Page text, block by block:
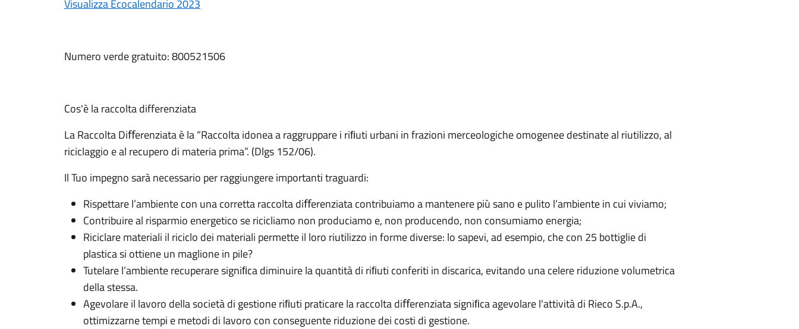
Visualizza Ecocalendario 2023
Numero verde gratuito: 800521506
Cos'è la raccolta differenziata
La Raccolta Diﬀerenziata è la “Raccolta idonea a raggruppare i riﬁuti urbani in frazioni merceologiche omogenee destinate al riutilizzo, al
riciclaggio e al recupero di materia prima”. (Dlgs 152/06).
Il Tuo impegno sarà necessario per raggiungere importanti traguardi:
Rispettare l’ambiente con una corretta raccolta diﬀerenziata contribuiamo a mantenere più sano e pulito l’ambiente in cui viviamo;
Contribuire al risparmio energetico se ricicliamo non produciamo e, non producendo, non consumiamo energia;
Riciclare materiali il riciclo dei materiali permette il loro riutilizzo in forme diverse: lo sapevi, ad esempio, che con 25 bottiglie di
plastica si ottiene un maglione in pile?
Tutelare l’ambiente recuperare signiﬁca diminuire la quantità di riﬁuti conferiti in discarica, evitando una celere riduzione volumetrica
della stessa.
Agevolare il lavoro della società di gestione riﬁuti praticare la raccolta diﬀerenziata signiﬁca agevolare l'attività di Rieco S.p.A.,
ottimizzarne tempi e metodi di lavoro con conseguente riduzione dei costi di gestione.